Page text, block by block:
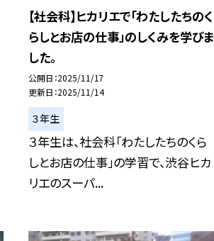
【社会科】ヒカリエで「わたしたちのく
らしとお店の仕事」のしくみを学びま
した。
公開日 2025/11/17
更新日 2025/11/14
３年生
３年生は、社会科「わたしたちのくら
しとお店の仕事」の学習で、渋谷ヒカ
リエのスーパ...